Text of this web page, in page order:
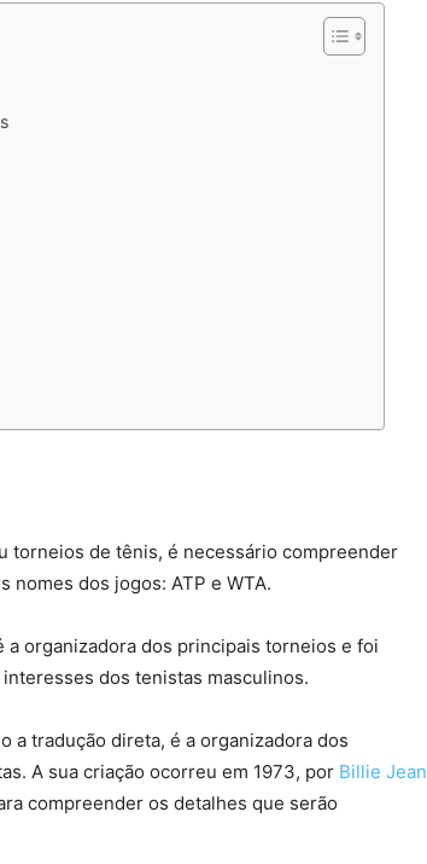
torneios de tênis, é necessário compreender
nomes dos jogos: ATP e WTA.
a organizadora dos principais torneios e foi
dos tenistas masculinos.
a tradução direta, é a organizadora dos
A sua criação ocorreu em 1973, por Billie Jean
compreender os detalhes que serão